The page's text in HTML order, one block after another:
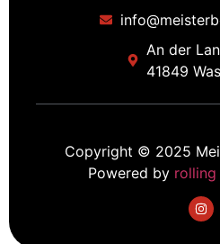
An der
41849
Copyright © 2025
Powered by rolling